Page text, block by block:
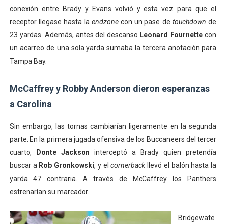
conexión entre Brady y Evans volvió y esta vez para que el
receptor llegase hasta la endzonecon un pase de touchdown de
23 yardas. Además, antes del descanso Leonard Fournette con
un acarreo de una sola yarda sumaba la tercera anotación para
Tampa Bay.
McCaffrey y Robby Anderson dieron esperanzas
a Carolina
Sin embargo, las tornas cambiarían ligeramente en la segunda
parte. En la primera jugada ofensiva de los Buccaneers del tercer
cuarto,
Donte Jackson interceptó a Brady quien pretendía
buscar a Rob Gronkowski, y elcornerback llevó el balón hasta la
yarda 47 contraria. A través de McCaffrey los Panthers
estrenarían su marcador.
Bridgewate